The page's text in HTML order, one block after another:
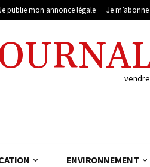
publie mon annonce légale Je m’abonne
ENVIRONNEMENT